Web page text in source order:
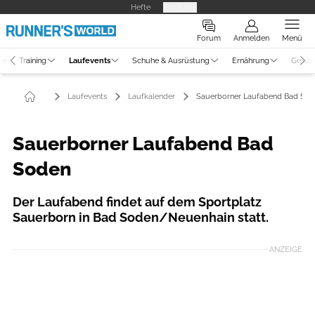
Hefte
Forum Anmelden Menü
Training Laufevents Schuhe & Ausrüstung Ernährung
Laufevents Laufkalender Sauerborner Laufabend Bad
Sauerborner Laufabend Bad
Soden
Der Laufabend findet auf dem Sportplatz
Sauerborn in Bad Soden/Neuenhain statt.
ANZEIGE